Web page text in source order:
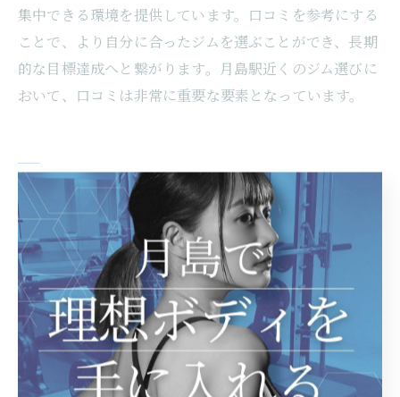
集中できる環境を提供しています。口コミを参考にする
ことで、より自分に合ったジムを選ぶことができ、長期
的な目標達成へと繋がります。月島駅近くのジム選びに
おいて、口コミは非常に重要な要素となっています。
40代・50代女性におすすめ月島の
ジムで健康的なライフスタイルを
年齢に応じた体力づくりプログラム
40代・50代の女性に特化したパーソナルジムでは、年齢
に応じた体力づくりプログラムを提供しています。体力
の低下や代謝の変化といった年齢特有の課題に対し、個
別のトレーニングプランが用意されています。例えば、